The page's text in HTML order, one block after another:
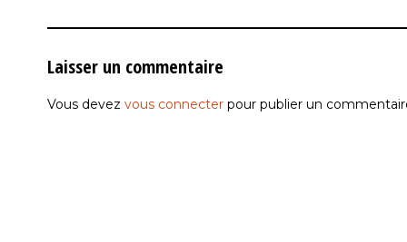
Laisser un commentaire
Vous devez vous connecter pour publier un